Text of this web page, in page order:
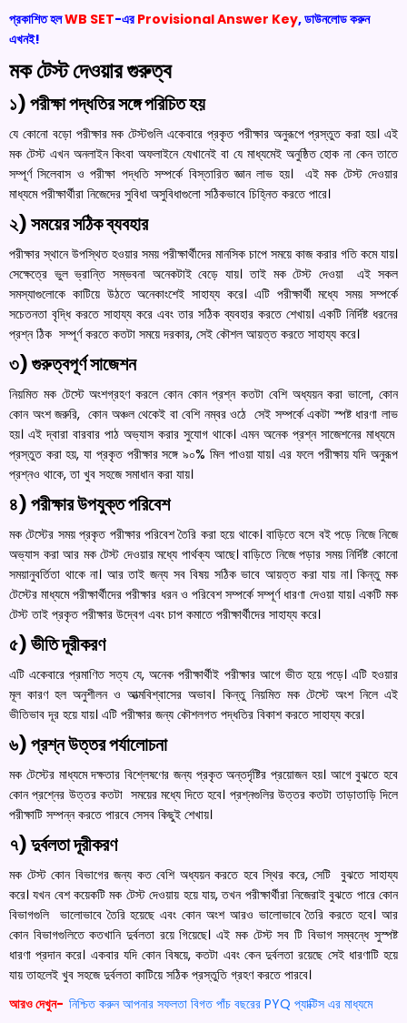
প্রকাশিত হলWB SET-এরProvisional Answer Key, ডাউনলোড করুন
এখনই!
মক টেস্ট দেওয়ার গুরুত্ব
১) পরীক্ষা পদ্ধতির সঙ্গে পরিচিত হয়
যে কোনো বড়ো পরীক্ষার মক টেস্টগুলি একেবারে প্রকৃত পরীক্ষার অনুরূপে প্রস্তুত করা হয়। এই
মক টেস্ট এখন অনলাইন কিংবা অফলাইনে যেখানেই বা যে মাধ্যমেই অনুষ্ঠিত হোক না কেন তাতে
সম্পূর্ণ সিলেবাস ও পরীক্ষা পদ্ধতি সম্পর্কে বিস্তারিত জ্ঞান লাভ হয়। এই মক টেস্ট দেওয়ার
মাধ্যমে পরীক্ষার্থীরা নিজেদের সুবিধা অসুবিধাগুলো সঠিকভাবে চিহ্নিত করতে পারে।
২) সময়ের সঠিক ব্যবহার
পরীক্ষার স্থানে উপস্থিত হওয়ার সময় পরীক্ষার্থীদের মানসিক চাপে সময়ে কাজ করার গতি কমে যায়।
সেক্ষেত্রে ভুল ভ্রান্তি সম্ভবনা অনেকটাই বেড়ে যায়। তাই মক টেস্ট দেওয়া এই সকল
সমস্যাগুলোকে কাটিয়ে উঠতে অনেকাংশেই সাহায্য করে। এটি পরীক্ষার্থী মধ্যে সময় সম্পর্কে
সচেতনতা বৃদ্ধি করতে সাহায্য করে এবং তার সঠিক ব্যবহার করতে শেখায়। একটি নির্দিষ্ট ধরনের
প্রশ্ন ঠিক সম্পূর্ণ করতে কতটা সময়ে দরকার, সেই কৌশল আয়ত্ত করতে সাহায্য করে।
৩) গুরুত্বপূর্ণ সাজেশন
নিয়মিত মক টেস্টে অংশগ্রহণ করলে কোন কোন প্রশ্ন কতটা বেশি অধ্যয়ন করা ভালো, কোন
কোন অংশ জরুরি, কোন অঞ্চল থেকেই বা বেশি নম্বর ওঠে সেই সম্পর্কে একটা স্পষ্ট ধারণা লাভ
হয়। এই দ্বারা বারবার পাঠ অভ্যাস করার সুযোগ থাকে। এমন অনেক প্রশ্ন সাজেশনের মাধ্যমে
প্রস্তুত করা হয়, যা প্রকৃত পরীক্ষার সঙ্গে ৯০% মিল পাওয়া যায়। এর ফলে পরীক্ষায় যদি অনুরূপ
প্রশ্নও থাকে, তা খুব সহজে সমাধান করা যায়।
৪) পরীক্ষার উপযুক্ত পরিবেশ
মক টেস্টের সময় প্রকৃত পরীক্ষার পরিবেশ তৈরি করা হয়ে থাকে। বাড়িতে বসে বই পড়ে নিজে নিজে
অভ্যাস করা আর মক টেস্ট দেওয়ার মধ্যে পার্থক্য আছে। বাড়িতে নিজে পড়ার সময় নির্দিষ্ট কোনো
সময়ানুবর্তিতা থাকে না। আর তাই জন্য সব বিষয় সঠিক ভাবে আয়ত্ত করা যায় না। কিন্তু মক
টেস্টের মাধ্যমে পরীক্ষার্থীদের পরীক্ষার ধরন ও পরিবেশ সম্পর্কে সম্পূর্ণ ধারণা দেওয়া যায়। একটি মক
টেস্ট তাই প্রকৃত পরীক্ষার উদ্বেগ এবং চাপ কমাতে পরীক্ষার্থীদের সাহায্য করে।
৫) ভীতি দূরীকরণ
এটি একেবারে প্রমাণিত সত্য যে, অনেক পরীক্ষার্থীই পরীক্ষার আগে ভীত হয়ে পড়ে। এটি হওয়ার
মূল কারণ হল অনুশীলন ও আত্মবিশ্বাসের অভাব। কিন্তু নিয়মিত মক টেস্টে অংশ নিলে এই
ভীতিভাব দূর হয়ে যায়। এটি পরীক্ষার জন্য কৌশলগত পদ্ধতির বিকাশ করতে সাহায্য করে।
৬) প্রশ্ন উত্তর পর্যালোচনা
মক টেস্টের মাধ্যমে দক্ষতার বিশ্লেষণের জন্য প্রকৃত অন্তর্দৃষ্টির প্রয়োজন হয়। আগে বুঝতে হবে
কোন প্রশ্নের উত্তর কতটা সময়ের মধ্যে দিতে হবে। প্রশ্নগুলির উত্তর কতটা তাড়াতাড়ি দিলে
পরীক্ষাটি সম্পন্ন করতে পারবে সেসব কিছুই শেখায়।
৭) দুর্বলতা দূরীকরণ
মক টেস্ট কোন বিভাগের জন্য কত বেশি অধ্যয়ন করতে হবে স্থির করে, সেটি বুঝতে সাহায্য
করে। যখন বেশ কয়েকটি মক টেস্ট দেওয়ায় হয়ে যায়, তখন পরীক্ষার্থীরা নিজেরাই বুঝতে পারে কোন
বিভাগগুলি ভালোভাবে তৈরি হয়েছে এবং কোন অংশ আরও ভালোভাবে তৈরি করতে হবে। আর
কোন বিভাগগুলিতে কতখানি দুর্বলতা রয়ে গিয়েছে। এই মক টেস্ট সব টি বিভাগ সম্বন্ধে সুস্পষ্ট
ধারণা প্রদান করে। একবার যদি কোন বিষয়ে, কতটা এবং কেন দুর্বলতা রয়েছে সেই ধারণাটি হয়ে
যায় তাহলেই খুব সহজে দুর্বলতা কাটিয়ে সঠিক প্রস্তুতি গ্রহণ করতে পারবে।
আরও দেখুন- নিশ্চিত করুন আপনার সফলতা বিগত পাঁচ বছরের PYQ প্যাক্টিস এর মাধ্যমে